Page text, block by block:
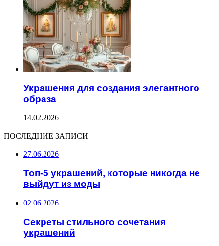
Украшения для создания элегантного
образа
14.02.2026
ПОСЛЕДНИЕ ЗАПИСИ
27.06.2026
Топ-5 украшений, которые никогда не
выйдут из моды
02.06.2026
Секреты стильного сочетания
украшений